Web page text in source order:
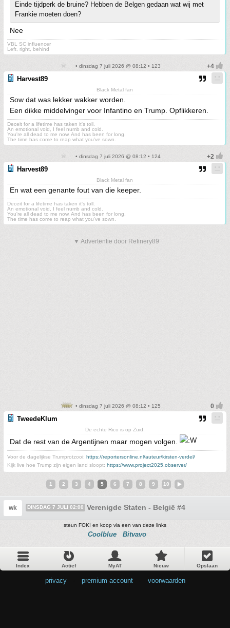
Einde tijdperk de bruine? Hebben de Belgen gedaan wat wij met
Frankie moeten doen?
Nee
VBL SC influencer
Left, right, behind
• dinsdag 7 juli 2026 @ 08:12 • 123
Harvest89
Black Metal fan
Sow dat was lekker wakker worden.
Een dikke middelvinger voor Infantino en Trump. Opflikkeren.
Deceit for a lifetime has taken it's toll.
An emotional void, I feel numb and cold.
You're all dead to me now. And has been for long.
The time has come to reap what you've sown.
• dinsdag 7 juli 2026 @ 08:12 • 124
Harvest89
Black Metal fan
En wat een genante fout van die keeper.
Deceit for a lifetime has taken it's toll.
An emotional void, I feel numb and cold.
You're all dead to me now. And has been for long.
The time has come to reap what you've sown.
▼ Advertentie door Refinery89
• dinsdag 7 juli 2026 @ 08:12 • 125
TweedeKlum
De echte Rico is op Zuid.
Dat de rest van de Argentijnen maar mogen volgen.
Voor de dagelijkse Trumprotzooi: https://reportersonline.nl/auteur/kirsten-verdel/
Kijk live hoe Trump zijn eigen land sloopt: https://www.project2025.observer/
1 2 3 4 5 6 7 8 9 10
wk DINSDAG 7 JULI 02:00 Verenigde Staten - België #4
steun FOK! en koop via een van deze links
Coolblue Bitvavo
Index Actief MyAT Nieuw Opslaan
privacy premium account voorwaarden